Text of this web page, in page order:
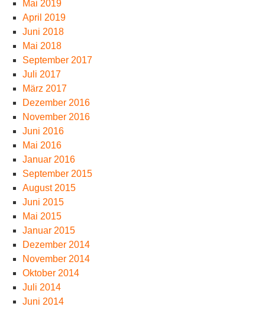
Mai 2019
April 2019
Juni 2018
Mai 2018
September 2017
Juli 2017
März 2017
Dezember 2016
November 2016
Juni 2016
Mai 2016
Januar 2016
September 2015
August 2015
Juni 2015
Mai 2015
Januar 2015
Dezember 2014
November 2014
Oktober 2014
Juli 2014
Juni 2014